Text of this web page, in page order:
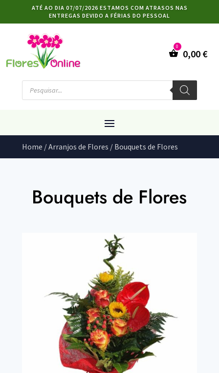
ATÉ AO DIA 07/07/2026 ESTAMOS COM ATRASOS NAS
ENTREGAS DEVIDO A FÉRIAS DO PESSOAL
0,00 €
Products
search
Home /Arranjos de Flores / Bouquets de Flores
Bouquets de Flores